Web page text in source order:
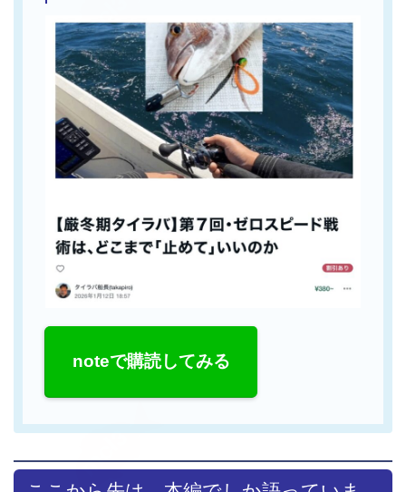
noteで購読してみる